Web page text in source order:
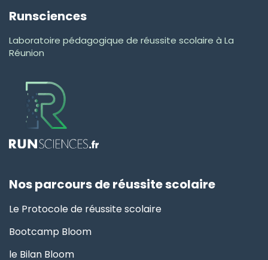
Runsciences
Laboratoire pédagogique de réussite scolaire à La
Réunion
Nos parcours de réussite scolaire
Le Protocole de réussite scolaire
Bootcamp Bloom
le Bilan Bloom